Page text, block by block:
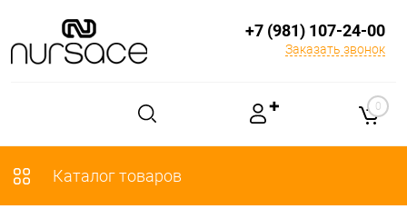
+7 (981) 107-24-00
Заказать звонок
✚ 0
Каталог товаров